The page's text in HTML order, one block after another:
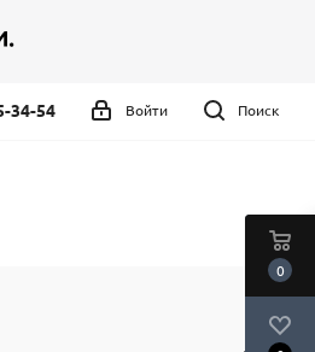
Поиск
Войти
34-54
0